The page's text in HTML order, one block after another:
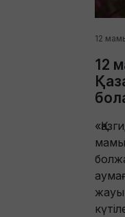
12
12